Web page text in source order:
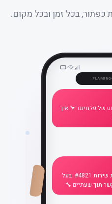
כפתור, בכל זמן ובכל מקום.
של פלמינגו 🦩 איך
פתחתי קריאת שירות #4821. בעל
תוך שעתיים 🔧